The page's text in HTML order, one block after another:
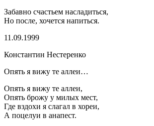
Забавно счастьем насладиться,
Но после, хочется напиться.
11.09.1999
Константин Нестеренко
Опять я вижу те аллеи…
Опять я вижу те аллеи,
Опять брожу у милых мест,
Где вздохи я слагал в хореи,
А поцелуи в анапест.